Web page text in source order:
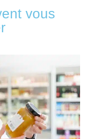
vous